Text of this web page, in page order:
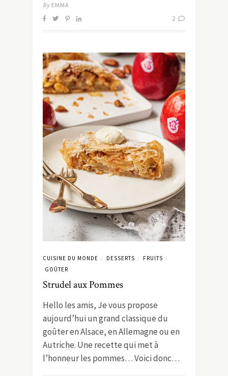
By EMMA
2
CUISINE DU MONDE / DESSERTS / FRUITS /
GOÛTER
Strudel aux Pommes
Hello les amis, Je vous propose
aujourd’hui un grand classique du
goûter en Alsace, en Allemagne ou en
Autriche. Une recette qui met à
l’honneur les pommes… Voici donc…